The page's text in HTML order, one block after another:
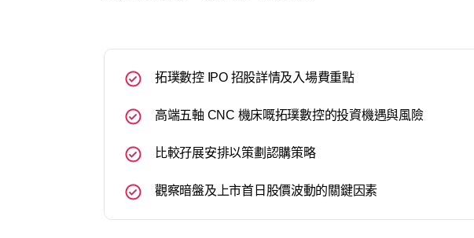
拓璞數控 IPO 招股詳情及入場費重點
高端五軸 CNC 機床嘅拓璞數控的投資機遇與風險
比較孖展安排以策劃認購策略
觀察暗盤及上市首日股價波動的關鍵因素